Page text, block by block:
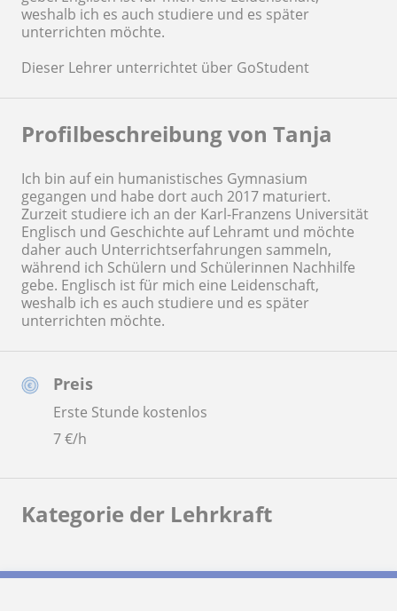
Preis
Erste Stunde kostenlos
7€/h
weshalb ich es auch studiere und es später
unterrichten möchte.
Dieser Lehrer unterrichtet über GoStudent
Profilbeschreibung von Tanja
Ich bin auf ein humanistisches Gymnasium
gegangen und habe dort auch 2017 maturiert.
Zurzeit studiere ich an der Karl-Franzens Universität
Englisch und Geschichte auf Lehramt und möchte
daher auch Unterrichtserfahrungen sammeln,
während ich Schülern und Schülerinnen Nachhilfe
gebe. Englisch ist für mich eine Leidenschaft,
weshalb ich es auch studiere und es später
unterrichten möchte.
Kategorie der Lehrkraft